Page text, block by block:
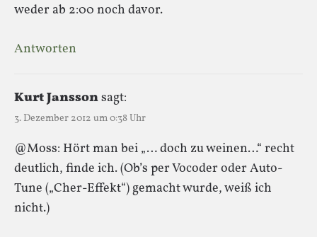
weder ab 2:00 noch davor.
Antworten
Kurt Janssonsagt:
3. Dezember 2012 um 0:38 Uhr
@Moss: Hört man bei „… doch zu weinen…“ recht
deutlich, finde ich. (Ob’s per Vocoder oder Auto-
Tune („Cher-Effekt“) gemacht wurde, weiß ich
nicht.)